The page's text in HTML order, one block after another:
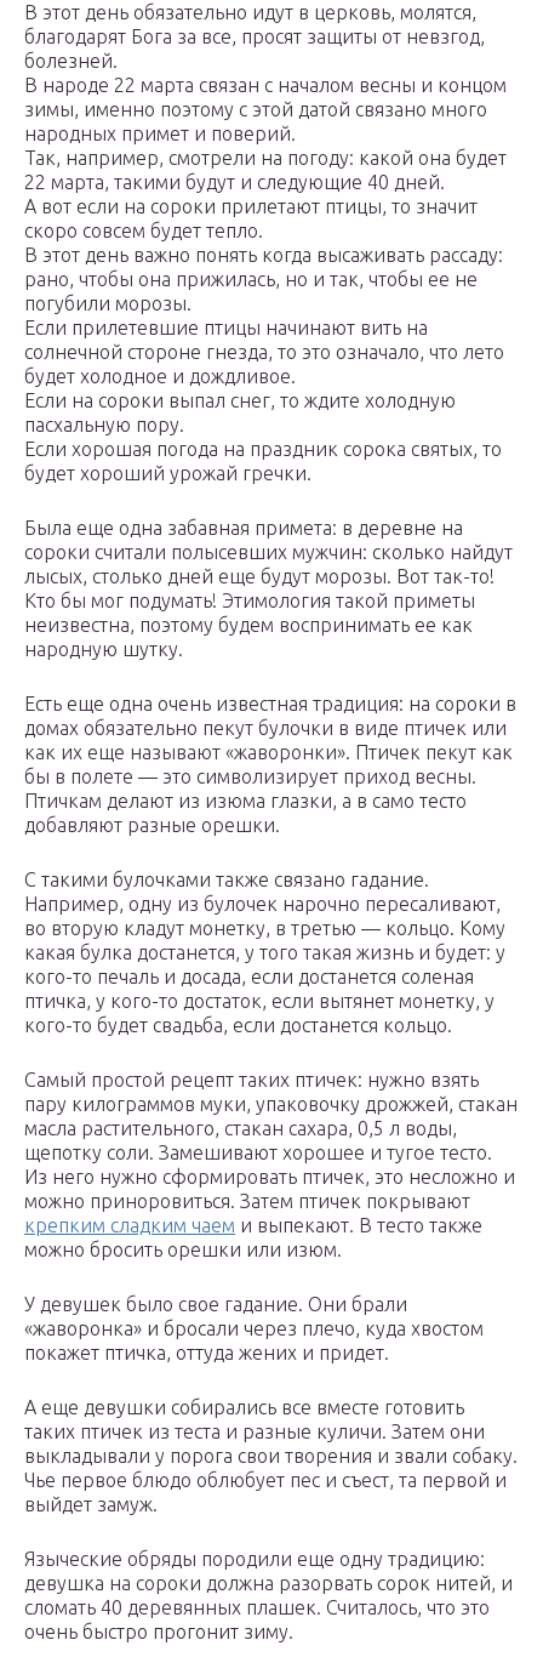
В этот день обязательно идут в церковь, молятся,
благодарят Бога за все, просят защиты от невзгод,
болезней.
В народе 22 марта связан с началом весны и концом
зимы, именно поэтому с этой датой связано много
народных примет и поверий.
Так, например, смотрели на погоду: какой она будет
22 марта, такими будут и следующие 40 дней.
А вот если на сороки прилетают птицы, то значит
скоро совсем будет тепло.
В этот день важно понять когда высаживать рассаду:
рано, чтобы она прижилась, но и так, чтобы ее не
погубили морозы.
Если прилетевшие птицы начинают вить на
солнечной стороне гнезда, то это означало, что лето
будет холодное и дождливое.
Если на сороки выпал снег, то ждите холодную
пасхальную пору.
Если хорошая погода на праздник сорока святых, то
будет хороший урожай гречки.
Была еще одна забавная примета: в деревне на
сороки считали полысевших мужчин: сколько найдут
лысых, столько дней еще будут морозы. Вот так-то!
Кто бы мог подумать! Этимология такой приметы
неизвестна, поэтому будем воспринимать ее как
народную шутку.
Есть еще одна очень известная традиция: на сороки в
домах обязательно пекут булочки в виде птичек или
как их еще называют «жаворонки». Птичек пекут как
бы в полете — это символизирует приход весны.
Птичкам делают из изюма глазки, а в само тесто
добавляют разные орешки.
С такими булочками также связано гадание.
Например, одну из булочек нарочно пересаливают,
во вторую кладут монетку, в третью — кольцо. Кому
какая булка достанется, у того такая жизнь и будет: у
кого-то печаль и досада, если достанется соленая
птичка, у кого-то достаток, если вытянет монетку, у
кого-то будет свадьба, если достанется кольцо.
Самый простой рецепт таких птичек: нужно взять
пару килограммов муки, упаковочку дрожжей, стакан
масла растительного, стакан сахара, 0,5 л воды,
щепотку соли. Замешивают хорошее и тугое тесто.
Из него нужно сформировать птичек, это несложно и
можно приноровиться. Затем птичек покрывают
крепким сладким чаем и выпекают. В тесто также
можно бросить орешки или изюм.
У девушек было свое гадание. Они брали
«жаворонка» и бросали через плечо, куда хвостом
покажет птичка, оттуда жених и придет.
А еще девушки собирались все вместе готовить
таких птичек из теста и разные куличи. Затем они
выкладывали у порога свои творения и звали собаку.
Чье первое блюдо облюбует пес и съест, та первой и
выйдет замуж.
Языческие обряды породили еще одну традицию:
девушка на сороки должна разорвать сорок нитей, и
сломать 40 деревянных плашек. Считалось, что это
очень быстро прогонит зиму.